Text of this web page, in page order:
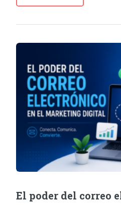
El poder del correo